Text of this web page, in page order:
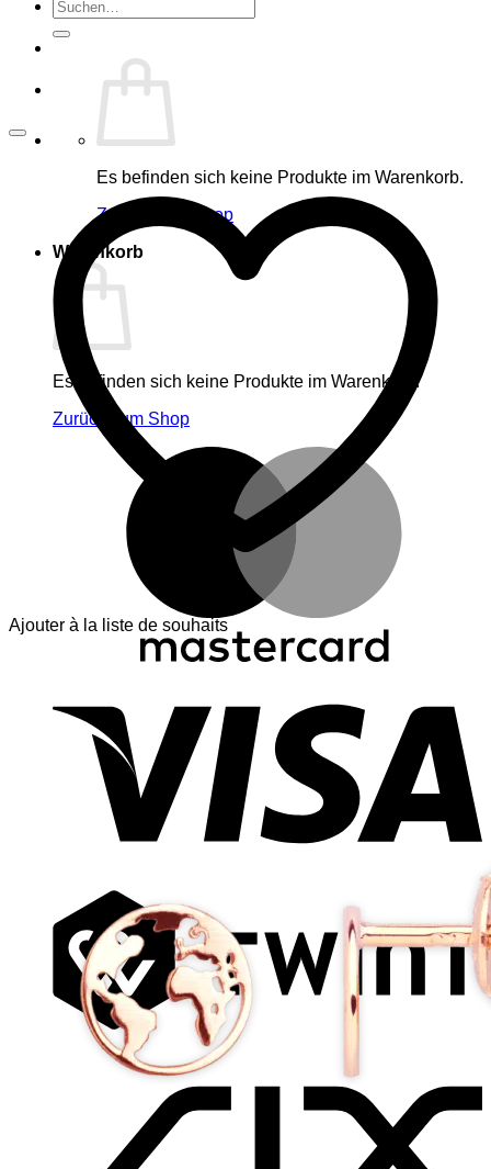
Suche
nach:
Es befinden sich keine Produkte im Warenkorb.
Zurück zum Shop
Warenkorb
Es befinden sich keine Produkte im Warenkorb.
Zurück zum Shop
Ajouter à la liste de souhaits